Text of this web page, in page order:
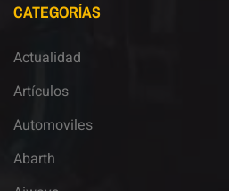
CATEGORÍAS
Actualidad
Artículos
Automoviles
Abarth